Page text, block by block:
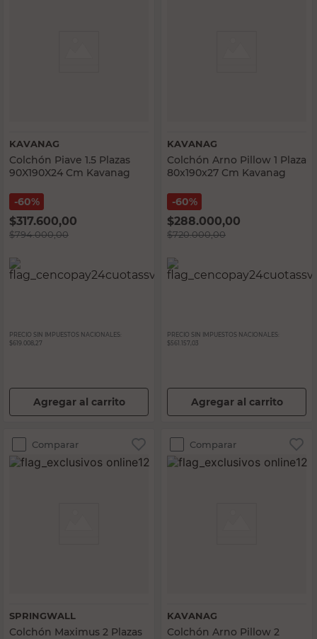
KAVANAG
Colchón Piave 1.5 Plazas
90X190X24 Cm Kavanag
60%
$317.600,00
$794.000,00
PRECIO SIN IMPUESTOS NACIONALES:
$619.008,27
Agregar al carrito
KAVANAG
Colchón Arno Pillow 1 Plaza
80x190x27 Cm Kavanag
60%
$288.000,00
$720.000,00
PRECIO SIN IMPUESTOS NACIONALES:
$561.157,03
Agregar al carrito
Comparar
SPRINGWALL
Colchón Maximus 2 Plazas
Comparar
KAVANAG
Colchón Arno Pillow 2